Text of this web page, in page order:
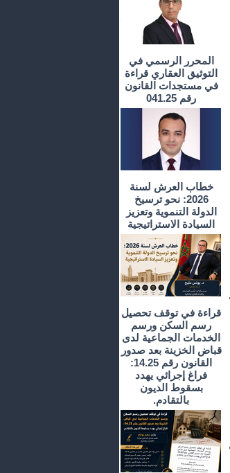
المحرر الرسمي في
التوثيق العقاري قراءة
في مستجدات القانون
رقم 041.25
خطاب العرش لسنة
2026: نحو ترسيخ
الدولة التنموية وتعزيز
السيادة الاستراتيجية
قراءة في توقف تحصيل
رسم السكن ورسم
الخدمات الجماعية لدى
قباض الخزينة بعد صدور
القانون رقم 14.25:
فراغ إجرائي يهدد
بسقوط الديون
بالتقادم.